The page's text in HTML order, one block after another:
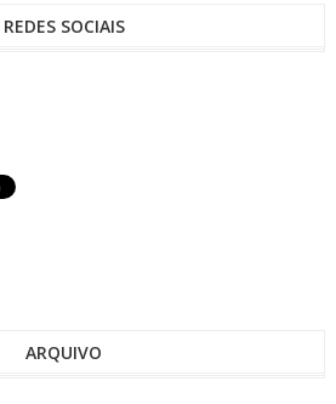
REDES SOCIAIS
ARQUIVO